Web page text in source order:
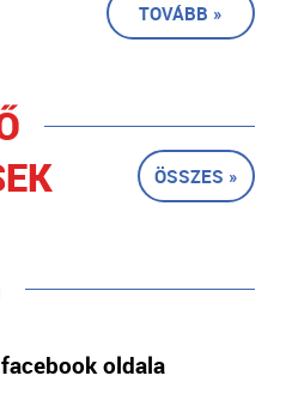
TOVÁBB »
ÖSSZES »
oldala